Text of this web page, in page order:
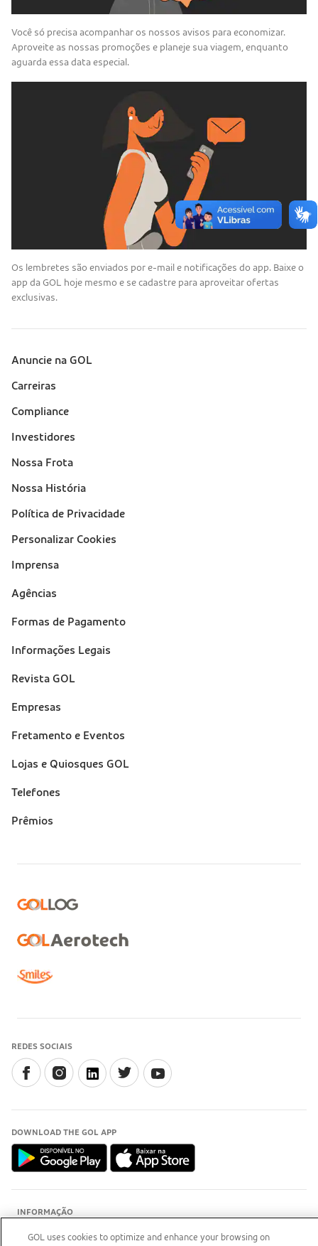
Você só precisa acompanhar os nossos avisos para economizar.
Aproveite as nossas promoções e planeje sua viagem, enquanto
aguarda essa data especial.
Os lembretes são enviados por e-mail e notificações do app. Baixe o
app da GOL hoje mesmo e se cadastre para aproveitar ofertas
exclusivas.
Sobre a Gol (footer)
Anuncie na GOL
Carreiras
Compliance
Investidores
Nossa Frota
Nossa História
Política de Privacidade
Personalizar Cookies
Imprensa
Suporte
Agências
Formas de Pagamento
Informações Legais
Revista GOL
Empresas
Fretamento e Eventos
Lojas e Quiosques GOL
Telefones
Prêmios
REDES SOCIAIS
DOWNLOAD THE GOL APP
INFORMAÇÃO
Para esclarecimentos, acesse o site do Procon-RJ (Abre
GOL uses cookies to optimize and enhance your browsing on